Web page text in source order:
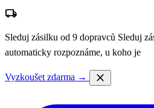
local_shipping
Sleduj zásilku od 9 dopravců Sleduj
automaticky rozpoznáme, u koho je
Vyzkoušet zdarma → close